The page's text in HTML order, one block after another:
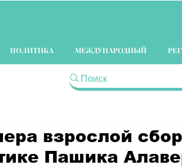
ПОЛИТИКА МЕЖДУНАРОДНЫЙ
взрослой
Пашика